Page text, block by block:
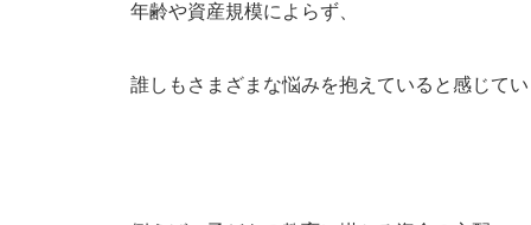
年齢や資産規模によらず、
誰しもさまざまな悩みを抱えていると感じて